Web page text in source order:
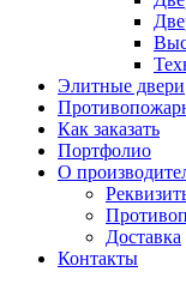
Элитные двери
Как заказать
Портфолио
О
Доставка
Контакты